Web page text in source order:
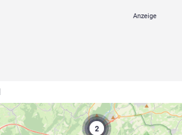
2